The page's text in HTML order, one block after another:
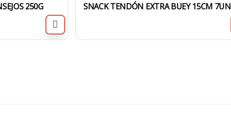
250G SNACK TENDÓN EXTRA BUEY 15CM 7UN